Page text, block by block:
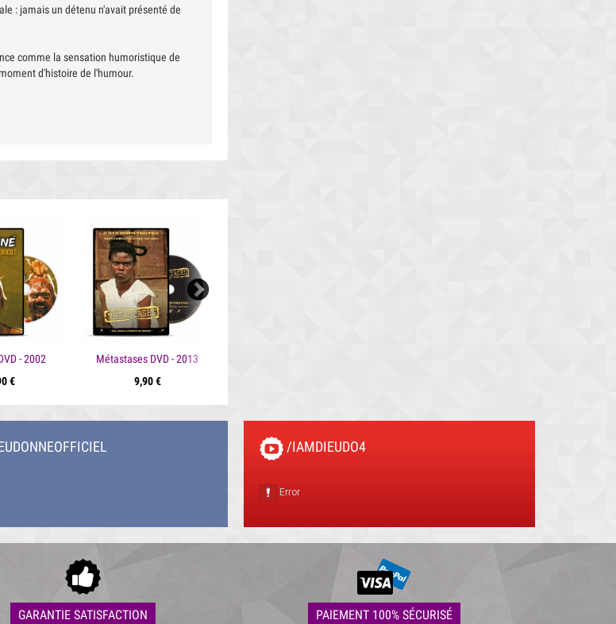
: jamais un détenu n'avait présenté de
comme la sensation humoristique de
d'histoire de l'humour.
- 2002
€
Métastases DVD - 2013
9,90 €
/IAMDIEUDO4
GARANTIE SATISFACTION PAIEMENT 100% SÉCURISÉ